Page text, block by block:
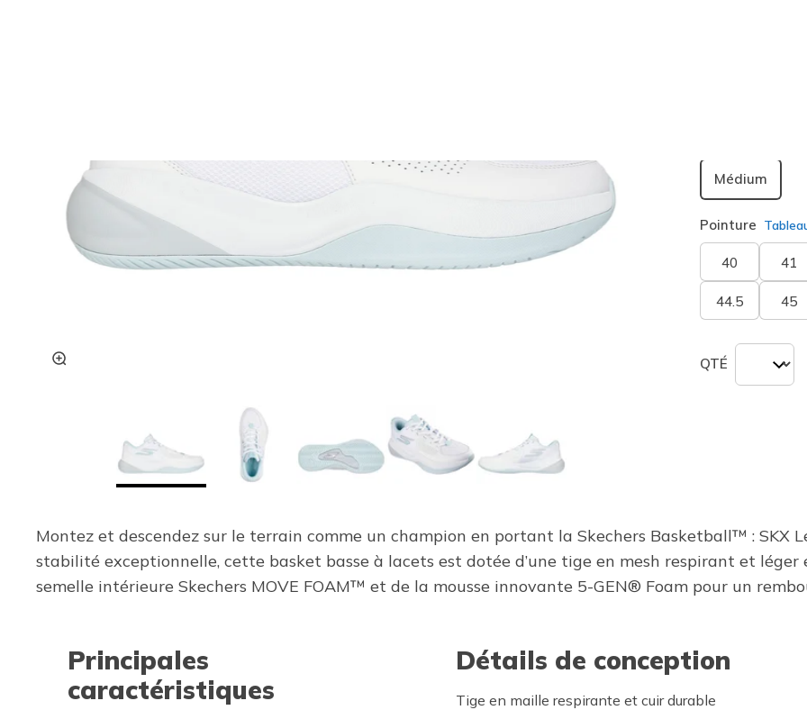
Médium
Pointure
40 41
44.5 45
QTÉ
Montez et descendez sur le terrain comme un champion en portant la Skechers Basketball™ : SKX
stabilité exceptionnelle, cette basket basse à lacets est dotée d’une tige en mesh respirant et léger
semelle intérieure Skechers MOVE FOAM™ et de la mousse innovante 5-GEN® Foam pour un
Principales
caractéristiques
Détails de conception
Tige en maille respirante et cuir durable